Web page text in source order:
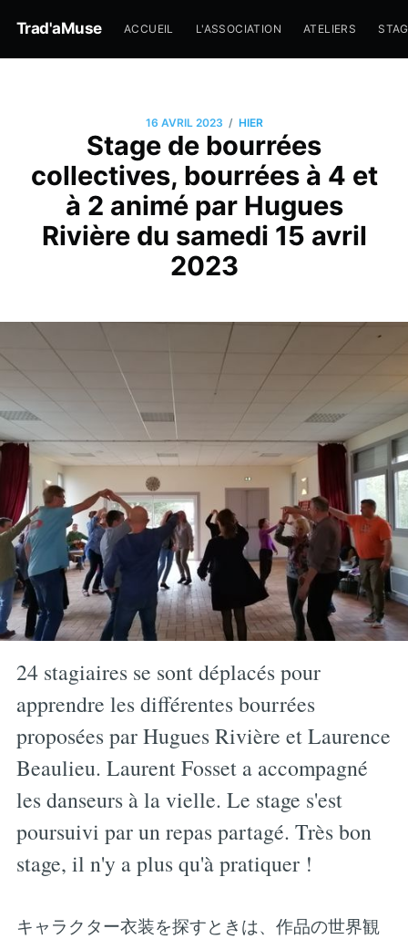
Trad'aMuse ACCUEIL L'ASSOCIATION ATELIERS
16 AVRIL 2023 / HIER
Stage de bourrées
collectives, bourrées à 4 et
à 2 animé par Hugues
Rivière du samedi 15 avril
2023
24 stagiaires se sont déplacés pour
apprendre les différentes bourrées
proposées par Hugues Rivière et Laurence
Beaulieu. Laurent Fosset a accompagné
les danseurs à la vielle. Le stage s'est
poursuivi par un repas partagé. Très bon
stage, il n'y a plus qu'à pratiquer !
キャラクター衣装を探すときは、作品の世界観